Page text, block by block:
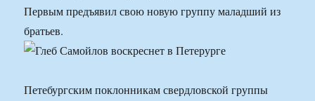
Первым предъявил свою новую группу маладший из
братьев.
Петебургским поклонникам свердловской группы